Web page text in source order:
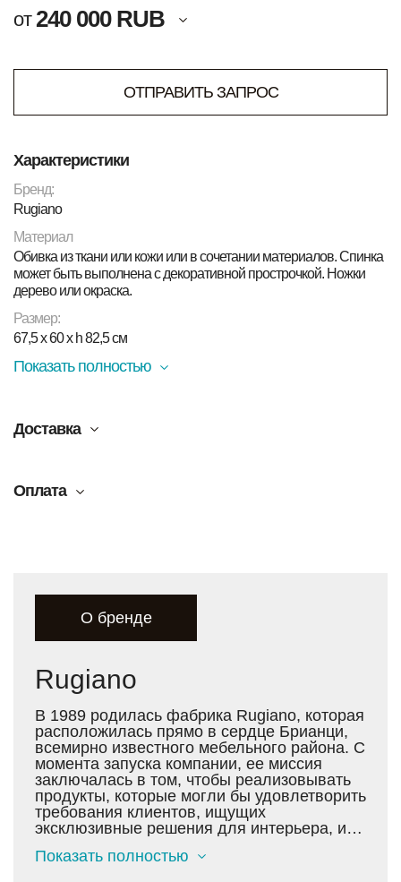
от 240 000 RUB
ОТПРАВИТЬ ЗАПРОС
Характеристики
Бренд:
Rugiano
Материал
Обивка из ткани или кожи или в сочетании материалов. Спинка
может быть выполнена с декоративной прострочкой. Ножки
дерево или окраска.
Размер:
67,5 x 60 x h 82,5 см
Показать полностью
Доставка
Оплата
О бренде
Rugiano
В 1989 родилась фабрика Rugiano, которая
расположилась прямо в сердце Брианци,
всемирно известного мебельного района. С
момента запуска компании, ее миссия
заключалась в том, чтобы реализовывать
продукты, которые могли бы удовлетворить
требования клиентов, ищущих
эксклюзивные решения для интерьера, и
высококачественные материалы, стиль,
Показать полностью